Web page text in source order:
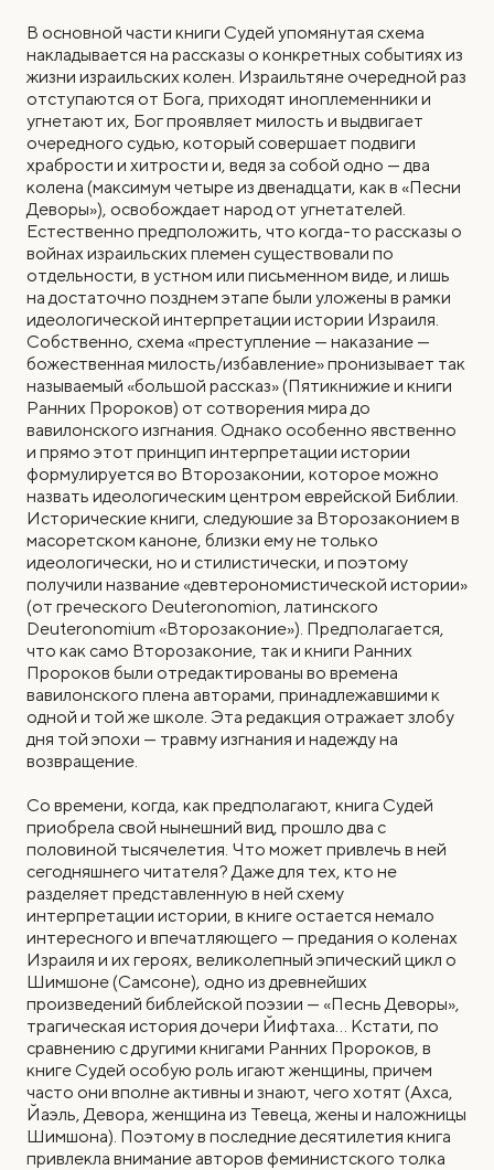
В основной части книги Судей упомянутая схема
накладывается на рассказы о конкретных событиях из
жизни израильских колен. Израильтяне очередной раз
отступаются от Бога, приходят иноплеменники и
угнетают их, Бог проявляет милость и выдвигает
очередного судью, который совершает подвиги
храбрости и хитрости и, ведя за собой одно — два
колена (максимум четыре из двенадцати, как в «Песни
Деворы»), освобождает народ от угнетателей.
Естественно предположить, что когда-то рассказы о
войнах израильских племен существовали по
отдельности, в устном или письменном виде, и лишь
на достаточно позднем этапе были уложены в рамки
идеологической интерпретации истории Израиля.
Собственно, схема «преступление — наказание —
божественная милость/избавление» пронизывает так
называемый «большой рассказ» (Пятикнижие и книги
Ранних Пророков) от сотворения мира до
вавилонского изгнания. Однако особенно явственно
и прямо этот принцип интерпретации истории
формулируется во Второзаконии, которое можно
назвать идеологическим центром еврейской Библии.
Исторические книги, следуюшие за Второзаконием в
масоретском каноне, близки ему не только
идеологически, но и стилистически, и поэтому
получили название «девтерономистической истории»
(от греческого Deuteronomion, латинского
Deuteronomium «Второзаконие»). Предполагается,
что как само Второзаконие, так и книги Ранних
Пророков были отредактированы во времена
вавилонского плена авторами, принадлежавшими к
одной и той же школе. Эта редакция отражает злобу
дня той эпохи — травму изгнания и надежду на
возвращение.
Со времени, когда, как предполагают, книга Судей
приобрела свой нынешний вид, прошло два с
половиной тысячелетия. Что может привлечь в ней
сегодняшнего читателя? Даже для тех, кто не
разделяет представленную в ней схему
интерпретации истории, в книге остается немало
интересного и впечатляющего — предания о коленах
Израиля и их героях, великолепный эпический цикл о
Шимшоне (Самсоне), одно из древнейших
произведений библейской поэзии — «Песнь Деворы»,
трагическая история дочери Йифтаха… Кстати, по
сравнению с другими книгами Ранних Пророков, в
книге Судей особую роль игают женщины, причем
часто они вполне активны и знают, чего хотят (Ахса,
Йаэль, Девора, женщина из Тевеца, жены и наложницы
Шимшона). Поэтому в последние десятилетия книга
привлекла внимание авторов феминистского толка